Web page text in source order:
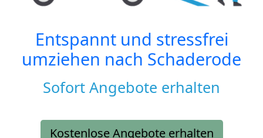
Entspannt und stressfrei
umziehen nach Schaderode
Sofort Angebote erhalten
Kostenlose Angebote erhalten